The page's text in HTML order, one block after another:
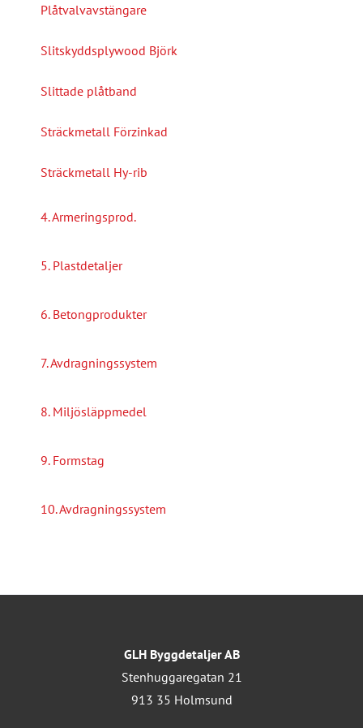
Plåtvalvavstängare
Slitskyddsplywood Björk
Slittade plåtband
Sträckmetall Förzinkad
Sträckmetall Hy-rib
4. Armeringsprod.
5. Plastdetaljer
6. Betongprodukter
7. Avdragningssystem
8. Miljösläppmedel
9. Formstag
10. Avdragningssystem
GLH Byggdetaljer AB
Stenhuggaregatan 21
913 35 Holmsund